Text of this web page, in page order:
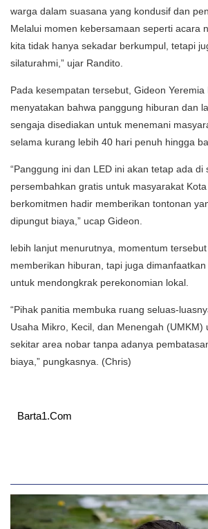
warga dalam suasana yang kondusif dan
Melalui momen kebersamaan seperti acara
kita tidak hanya sekadar berkumpul, tetapi
silaturahmi,” ujar Randito.
Pada kesempatan tersebut, Gideon Yeremia
menyatakan bahwa panggung hiburan dan
sengaja disediakan untuk menemani
selama kurang lebih 40 hari penuh hingga
​“Panggung ini dan LED ini akan tetap ada di
persembahkan gratis untuk masyarakat
berkomitmen hadir memberikan tontonan
dipungut biaya,” ucap Gideon.
lebih lanjut menurutnya, ​momentum
memberikan hiburan, tapi juga
untuk mendongkrak perekonomian lokal.
“Pihak panitia membuka ruang seluas-
Usaha Mikro, Kecil, dan Menengah (UMKM)
sekitar area nobar tanpa adanya
biaya,” pungkasnya. (Chris)
Barta1.Com